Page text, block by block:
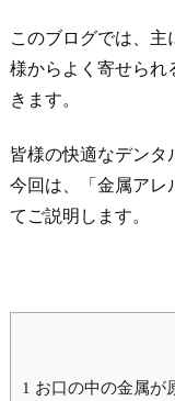
このブログでは、主
様からよく寄せられ
きます。
皆様の快適なデンタ
今回は、「金属アレ
てご説明します。
1 お口の中の金属が